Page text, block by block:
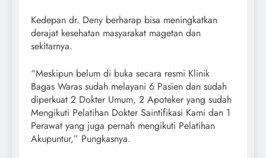
Kedepan dr. Deny berharap bisa meningkatkan
derajat kesehatan masyarakat magetan dan
sekitarnya.
“Meskipun belum di buka secara resmi Klinik
Bagas Waras sudah melayani 6 Pasien dan sudah
diperkuat 2 Dokter Umum, 2 Apoteker yang sudah
Mengikuti Pelatihan Dokter Saintifikasi Kami dan 1
Perawat yang juga pernah mengikuti Pelatihan
Akupuntur,” Pungkasnya.